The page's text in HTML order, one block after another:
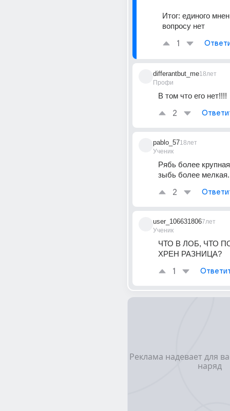
Итог: единого
вопросу нет
1
differantbut_me
Профи
18лет
В том что его нет!!!!
2
pablo_57
Ученик
18лет
Рябь более
зыбь более мелкая.
2
user_106631806
Ученик
7лет
ЧТО В ЛОБ, ЧТО
ХРЕН РАЗНИЦА?
1